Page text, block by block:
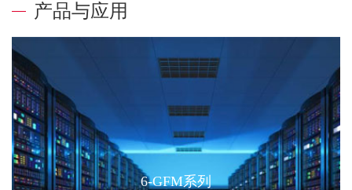
产品与应用
6-GFM系列
见
题
我